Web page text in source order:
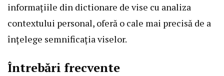
informațiile din dictionare de vise cu analiza
contextului personal, oferă o cale mai precisă de a
înțelege semnificația viselor.
Întrebări frecvente